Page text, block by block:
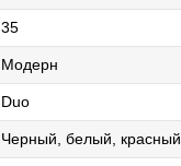
35
Модерн
Duo
Черный, белый, красный